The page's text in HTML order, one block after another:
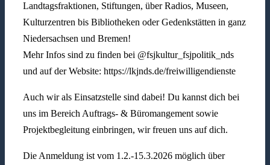
Landtagsfraktionen, Stiftungen, über Radios, Museen,
Kulturzentren bis Bibliotheken oder Gedenkstätten in ganz
Niedersachsen und Bremen!
Mehr Infos sind zu finden bei @fsjkultur_fsjpolitik_nds
und auf der Website: https://lkjnds.de/freiwilligendienste
Auch wir als Einsatzstelle sind dabei! Du kannst dich bei
uns im Bereich Auftrags- & Büromangement sowie
Projektbegleitung einbringen, wir freuen uns auf dich.
Die Anmeldung ist vom 1.2.-15.3.2026 möglich über